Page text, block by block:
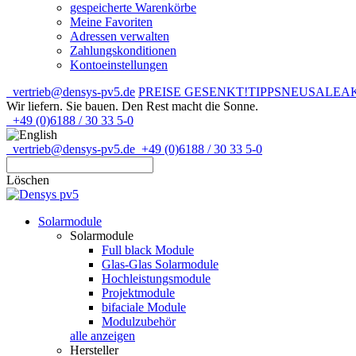
gespeicherte Warenkörbe
Meine Favoriten
Adressen verwalten
Zahlungskonditionen
Kontoeinstellungen
vertrieb@densys-pv5.de PREISE GESENKT!TIPPSNEUSALE
Wir liefern. Sie bauen. Den Rest macht die Sonne.
+49 (0)6188 / 30 33 5-0
vertrieb@densys-pv5.de +49 (0)6188 / 30 33 5-0
Löschen
Solarmodule
Solarmodule
Full black Module
Glas-Glas Solarmodule
Hochleistungsmodule
Projektmodule
bifaciale Module
Modulzubehör
alle anzeigen
Hersteller